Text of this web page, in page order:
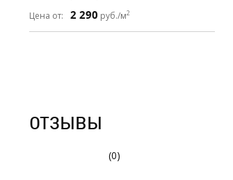
Цена от:
2 290 руб./м2
ОТЗЫВЫ
(0)